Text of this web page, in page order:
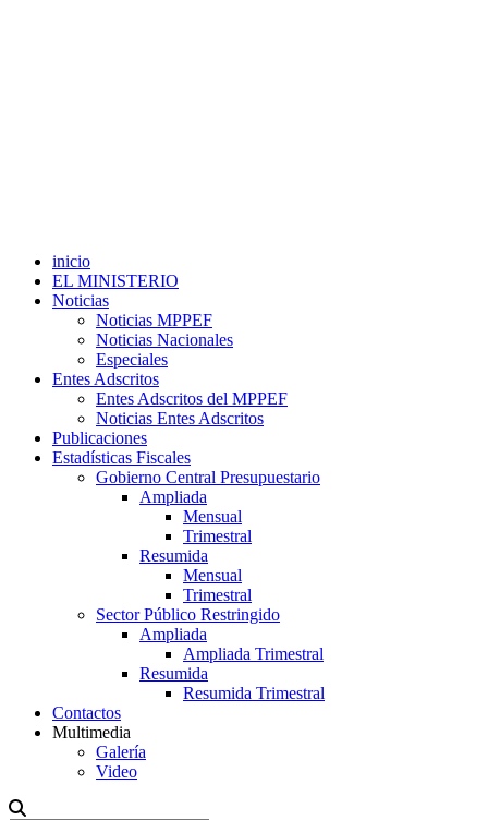
inicio
EL MINISTERIO
Noticias
Noticias MPPEF
Noticias Nacionales
Especiales
Entes Adscritos
Entes Adscritos del MPPEF
Noticias Entes Adscritos
Publicaciones
Estadísticas Fiscales
Gobierno Central Presupuestario
Ampliada
Mensual
Trimestral
Resumida
Mensual
Trimestral
Sector Público Restringido
Ampliada
Ampliada Trimestral
Resumida
Resumida Trimestral
Contactos
Multimedia
Galería
Video